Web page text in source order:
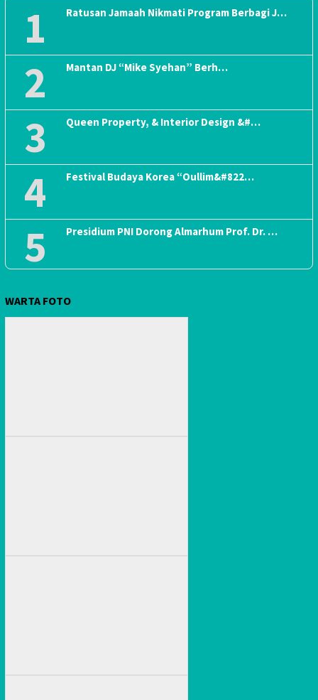
1 Ratusan Jamaah Nikmati Program Berbagi J…
2 Mantan DJ “Mike Syehan” Berh…
3 Queen Property, & Interior Design &#…
4 Festival Budaya Korea “Oullim&#822…
5 Presidium PNI Dorong Almarhum Prof. Dr. …
WARTA FOTO